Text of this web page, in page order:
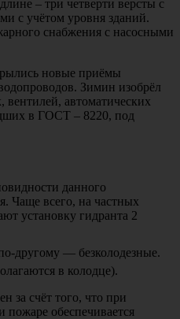
– три четверти версты с
с учётом уровня зданий.
снабжения с насосными
новые приёмы
Зимин изобрёл
автоматических
в ГОСТ – 8220, под
данного
Чаще всего, на частных
установку гидранта 2
другому — безколодезные.
в колодце).
за счёт того, что при
пожаре обеспечивается